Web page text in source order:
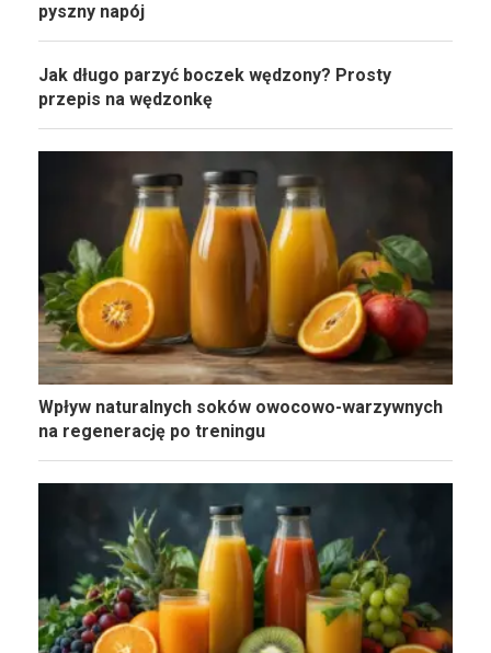
pyszny napój
Jak długo parzyć boczek wędzony? Prosty
przepis na wędzonkę
Wpływ naturalnych soków owocowo-warzywnych
na regenerację po treningu